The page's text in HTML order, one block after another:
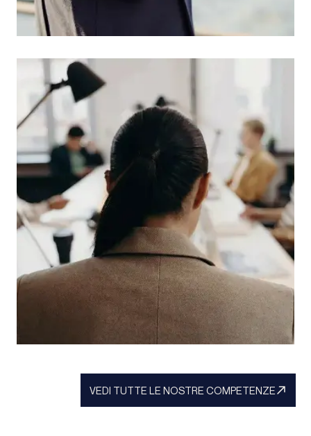
realistiche ed efficaci
Definire strategie legali
realistiche ed efficaci
Forniamo consulenza e rappresentiamo i nostri
clienti in tutte le controversie in materia di lavoro in
tutta la Francia, sia che riguardino i tribunali del
lavoro, gli infortuni e le malattie professionali, i
contributi sociali, le questioni amministrative o il
diritto penale.
Il nostro approccio si basa su un'analisi pragmatica
delle situazioni e dei rischi, in modo da poter
lavorare con voi per elaborare la strategia più
appropriata, massimizzare le vostre possibilità di
successo e limitare l'impatto del contenzioso.
PER SAPERNE DI PIÙ
Gestione dei conflitti sociali
Scioperi, azioni industriali, blocchi o tensioni
VEDI TUTTE LE NOSTRE COMPETENZE